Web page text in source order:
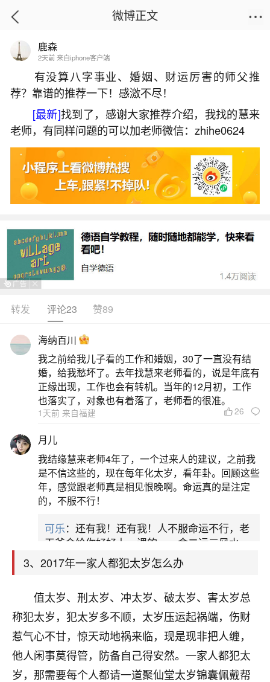
首页
一家人都犯太岁好不好？
2026-06-02 10:17:31 17 8 赞
生活中像一家人都犯太岁好不好？都是很常见
的问题，但是小问题不注意可能会引起大麻烦，下
面就这个问题给大家做一些解读：
1、一家人都犯太岁咋办
摆正心态，可以带避邪的吊坠
2、74年虎女和77年蛇男夫妻生个07年的猪宝
宝,一家人都犯太岁,他们一。
不要去相信这种无稽之谈，一家人和睦相处，
3、2017年一家人都犯太岁怎么办
值太岁、刑太岁、冲太岁、破太岁、害太岁总
称犯太岁，犯太岁多不顺，太岁压运起祸端，伤财
惹气心不甘，惊天动地祸来临，现是现非把人缠，
他人闲事莫得管，防备自己得安然。一家人都犯太
岁，那需要每个人都请一道聚仙堂太岁锦囊佩戴帮
微博正文
鹿森
2天前 来自iphone客户端
有没算八字事业、婚姻、财运厉害的师父推
荐？靠谱的推荐一下！感激不尽！
[最新]找到了，感谢大家推荐介绍，我找的慧来
老师，有同样问题的可以加老师微信：zhihe0624
转发 评论23 赞89
海纳百川
我之前给我儿子看的工作和婚姻，30了一直没有结
婚，给我愁坏了。去年找慧来老师看的，说是年底有
正缘出现，工作也会有转机。当年的12月初，工作
也落实了，对象也有着落了，老师看的很准。
1天前 来自福建 26
月儿
我结缘慧来老师4年了，一个过来人的建议，之前我
是不信这些的，现在每年化太岁，看年卦。回顾这些
年，感觉跟老师真是相见恨晚啊。命运真的是注定
的，不服不行！
可乐：还有我！还有我！人不服命运不行，老
天爷会给你好好上一课的。一命二运三风水，
哪样不服都不行！
平安是福 ：我也是每年找老师化太岁，看年
17分钟前 来自湖北 19
心若莲花
我是做餐饮的，这两年，生意屡屡受挫，店开一家关
一家，要么生意不好，生意好的就出事。前些年攒的